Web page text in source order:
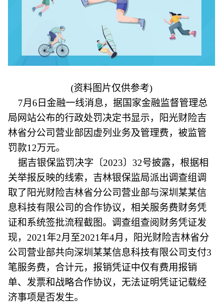
(资料图片仅供参考)
7月6日金融一线消息，据国家金融监督管理总
局网站公布的行政处罚决定书显示，阳光财险吉
林省分公司营业部因虚列业务及管理费，被监管
罚款12万元。
据吉银保监罚决字〔2023〕32号披露，根据相
关举报反映的线索，吉林银保监局派出调查组调
取了阳光财险吉林省分公司营业部与深圳某某信
息科技有限公司的合作协议，相关服务费财务凭
证和系统签批流程截图。调查组查阅财务凭证发
现，2021年2月至2021年4月，阳光财险吉林省分
公司营业部共向深圳某某信息科技有限公司支付3
笔服务费，合计元，报销凭证中仅有费用报销
单、发票和战略合作协议，无法证明凭证记载经
济事项是否发生。